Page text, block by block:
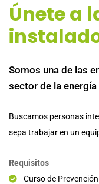
Únete a
Somos una de las
sector de la
Buscamos personas
sepa trabajar en un
Requisitos
Curso de